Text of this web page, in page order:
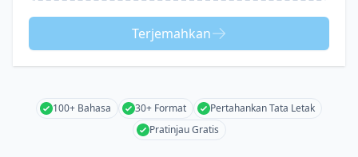
Terjemahkan
100+ Bahasa 30+ Format
Pertahankan Tata Letak
Pratinjau Gratis